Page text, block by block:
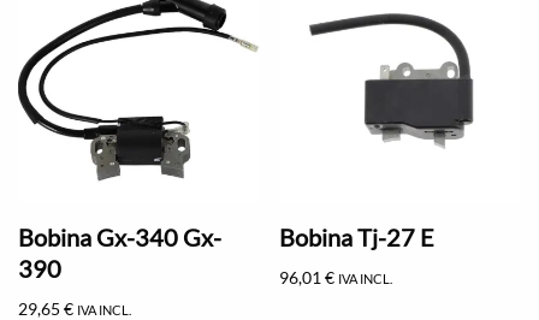
Bobina Gx-340 Gx-
390
29,65 € IVA INCL.
Bobina Tj-27 E
96,01€ IVA INCL.